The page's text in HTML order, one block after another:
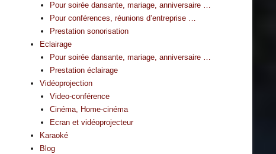
Pour soirée dansante, mariage, anniversaire …
Pour conférences, réunions d’entreprise …
Prestation sonorisation
Eclairage
Pour soirée dansante, mariage, anniversaire …
Prestation éclairage
Vidéoprojection
Video-conférence
Cinéma, Home-cinéma
Ecran et vidéoprojecteur
Karaoké
Blog